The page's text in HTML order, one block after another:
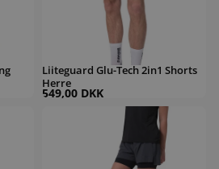
Liiteguard Glu-Tech 2in1 Shorts
Herre
549,00 DKK
Shorts Herre
Liiteguard Glu-Tech Running 2IN1